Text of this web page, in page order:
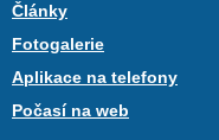
Články
Fotogalerie
Aplikace na telefony
Počasí na web